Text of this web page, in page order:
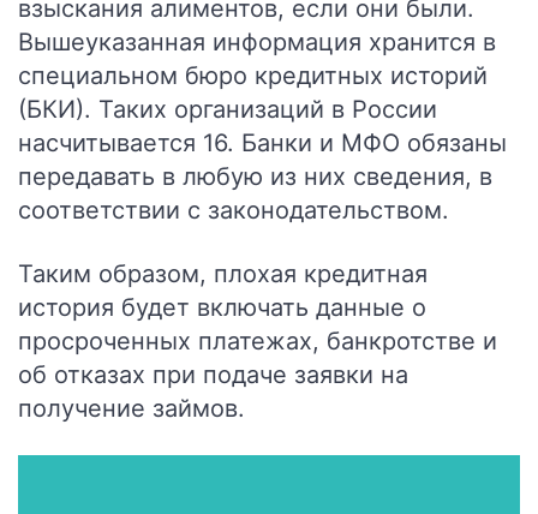
взыскания алиментов, если они были.
Вышеуказанная информация хранится в
специальном бюро кредитных историй
(БКИ). Таких организаций в России
насчитывается 16. Банки и МФО обязаны
передавать в любую из них сведения, в
соответствии с законодательством.
Таким образом, плохая кредитная
история будет включать данные о
просроченных платежах, банкротстве и
об отказах при подаче заявки на
получение займов.